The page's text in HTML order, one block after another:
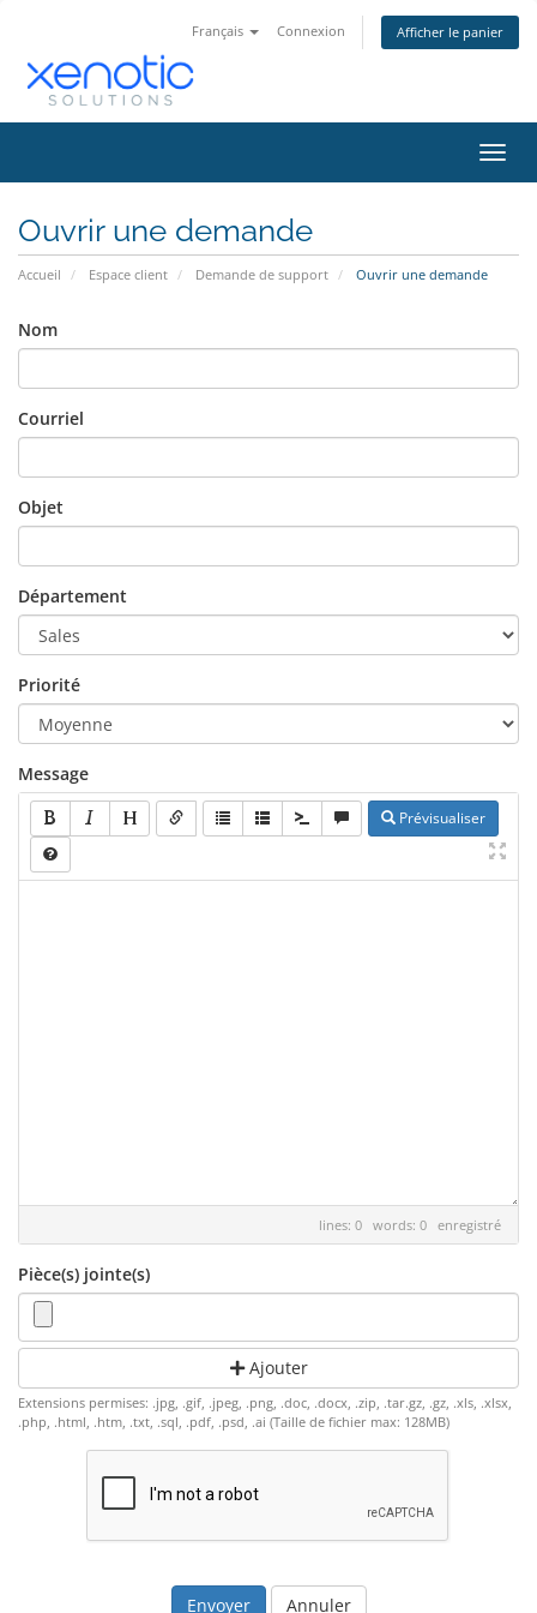
Français Connexion Afficher le panier
la
Ouvrir une demande
Accueil Espace client Demande de support Ouvrir une demande
Nom
Courriel
Objet
Département
Priorité
Message
Prévisualiser
lines: 0 words: 0 enregistré
Pièce(s) jointe(s)
Ajouter
Extensions permises: .jpg, .gif, .jpeg, .png, .doc, .docx, .zip, .tar.gz, .gz, .xls, .xlsx,
.php, .html, .htm, .txt, .sql, .pdf, .psd, .ai (Taille de fichier max: 128MB)
Annuler